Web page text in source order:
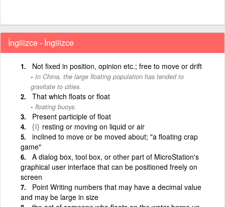
İngilizce - İngilizce
Not fixed in position, opinion etc.; free to move or drift
In China, the large floating population has tended to
gravitate to cities.
That which floats or float
floating buoys.
Present participle of float
{i} resting or moving on liquid or air
inclined to move or be moved about; "a floating crap
game"
A dialog box, tool box, or other part of MicroStation's
graphical user interface that can be positioned freely on
screen
Point Writing numbers that may have a decimal value
and may be large in size